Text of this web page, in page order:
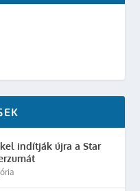
indítják újra a Star